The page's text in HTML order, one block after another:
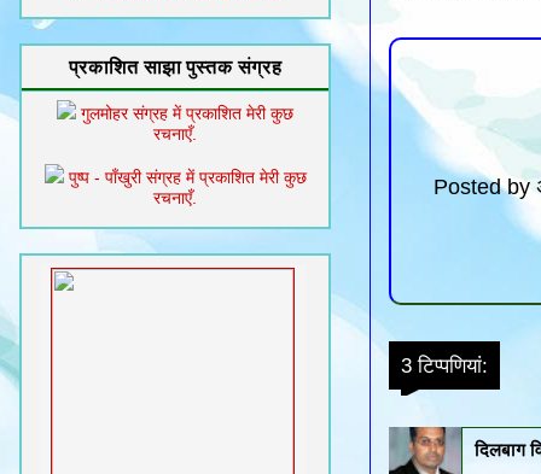
Posted by
3 टिप्‍पणियां:
दिलबाग
प्रकाशित साझा पुस्तक संग्रह
गुलमोहर संग्रह में प्रकाशित मेरी कुछ
रचनाएँ.
पुष्प - पाँखुरी संग्रह में प्रकाशित मेरी कुछ
रचनाएँ.